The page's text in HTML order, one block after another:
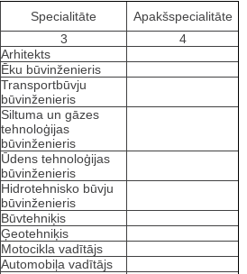
Specialitāte
Apakšspecialitāte
3
4
Arhitekts
Ēku būvinženieris
Transportbūvju
būvinženieris
Siltuma un gāzes
tehnoloģijas
būvinženieris
Ūdens tehnoloģijas
būvinženieris
Hidrotehnisko būvju
būvinženieris
Būvtehniķis
Ģeotehniķis
Motocikla vadītājs
Automobiļa vadītājs